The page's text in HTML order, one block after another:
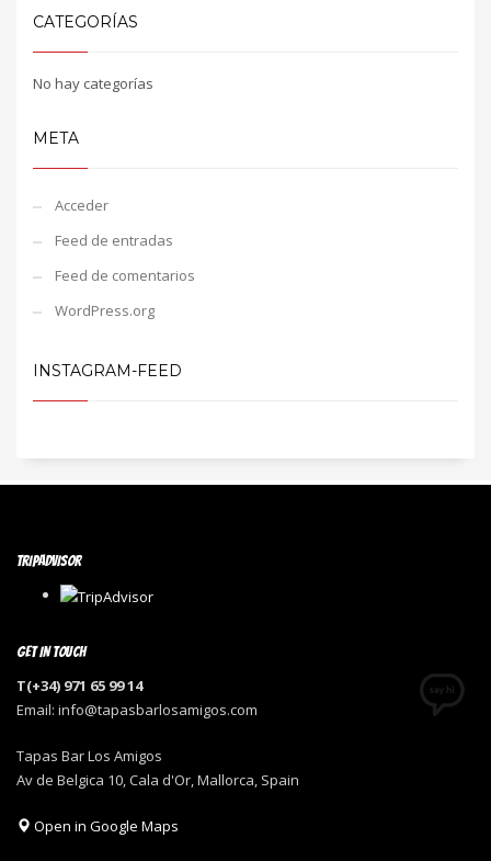
CATEGORÍAS
No hay categorías
META
Acceder
Feed de entradas
Feed de comentarios
WordPress.org
INSTAGRAM-FEED
TRIPADVISOR
GET IN TOUCH
T(+34) 971 65 99 14
Email: info@tapasbarlosamigos.com
Tapas Bar Los Amigos
Av de Belgica 10, Cala d'Or, Mallorca, Spain
Open in Google Maps